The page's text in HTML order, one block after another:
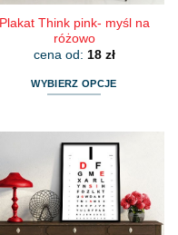
Plakat Think pink- myśl na
różowo
cena od: 18 zł
WYBIERZ OPCJE
ma
wiele
wariantów.
Opcje
można